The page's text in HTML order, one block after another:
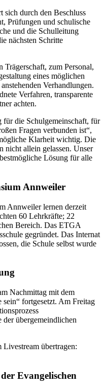
sich durch den Beschluss
Prüfungen und schulische
und die Schulleitung
nächsten Schritte
zum Personal,
eines möglichen
Verhandlungen.
Verfahren, transparente
achten.
für die Schulgemeinschaft, für
Fragen verbunden ist“,
Klarheit wichtig. Die
nicht allein gelassen. Unser
Lösung für alle
Annweiler
Annweiler lernen derzeit
60 Lehrkräfte; 22
Bereich. Das ETGA
gegründet. Das Internat
die Schule selbst wurde
Nachmittag mit dem
fortgesetzt. Am Freitag
übergemeindlichen
übertragen:
Evangelischen